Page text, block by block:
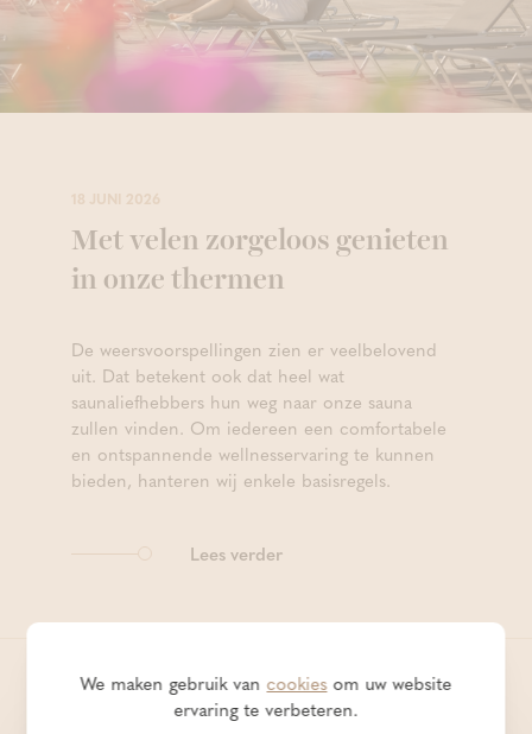
18 JUNI 2026
Met velen zorgeloos genieten
in onze thermen
De weersvoorspellingen zien er veelbelovend
uit. Dat betekent ook dat heel wat
saunaliefhebbers hun weg naar onze sauna
zullen vinden. Om iedereen een comfortabele
en ontspannende wellnesservaring te kunnen
bieden, hanteren wij enkele basisregels.
Lees verder
We maken gebruik vancookiesom uw website
ervaring te verbeteren.